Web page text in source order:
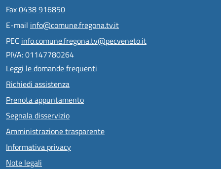
Fax0438 916850
E-mail info@comune.fregona.tv.it
PEC info.comune.fregona.tv@pecveneto.it
PIVA: 01147780264
Leggi le domande frequenti
Richiedi assistenza
Prenota appuntamento
Segnala disservizio
Amministrazione trasparente
Informativa privacy
Note legali